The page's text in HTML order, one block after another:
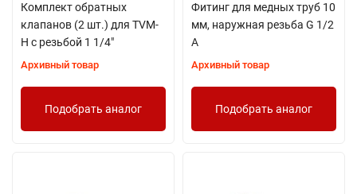
Комплект обратных
клапанов (2 шт.) для TVM-
H c резьбой 1 1/4"
Архивный товар
Подобрать аналог
Фитинг для медных труб 10
мм, наружная резьба G 1/2
A
Архивный товар
Подобрать аналог